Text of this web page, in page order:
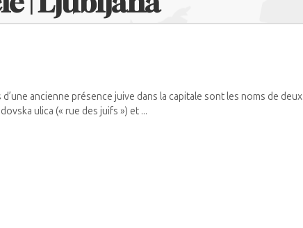
ancienne présence juive dans la capitale sont les noms de deux
ulica (« rue des juifs ») et ...